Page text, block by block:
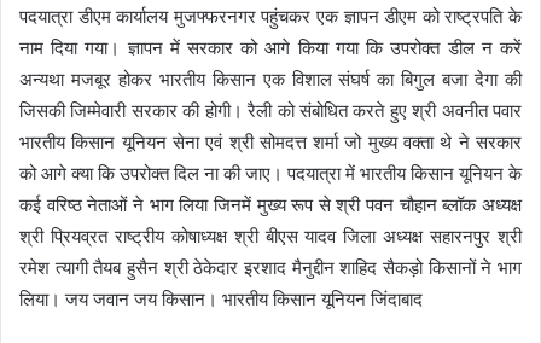
पदयात्रा डीएम कार्यालय मुजफ्फरनगर पहुंचकर एक ज्ञापन डीएम को राष्ट्रपति के
नाम दिया गया। ज्ञापन में सरकार को आगे किया गया कि उपरोक्त डील न करें
अन्यथा मजबूर होकर भारतीय किसान एक विशाल संघर्ष का बिगुल बजा देगा की
जिसकी जिम्मेवारी सरकार की होगी। रैली को संबोधित करते हुए श्री अवनीत पवार
भारतीय किसान यूनियन सेना एवं श्री सोमदत्त शर्मा जो मुख्य वक्ता थे ने सरकार
को आगे क्या कि उपरोक्त दिल ना की जाए। पदयात्रा में भारतीय किसान यूनियन के
कई वरिष्ठ नेताओं ने भाग लिया जिनमें मुख्य रूप से श्री पवन चौहान ब्लॉक अध्यक्ष
श्री प्रियव्रत राष्ट्रीय कोषाध्यक्ष श्री बीएस यादव जिला अध्यक्ष सहारनपुर श्री
रमेश त्यागी तैयब हुसैन श्री ठेकेदार इरशाद मैनुद्दीन शाहिद सैकड़ो किसानों ने भाग
लिया। जय जवान जय किसान। भारतीय किसान यूनियन जिंदाबाद